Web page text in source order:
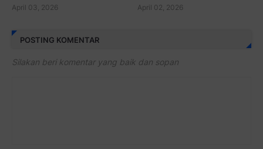
April 03, 2026 April 02, 2026
POSTING KOMENTAR
Silakan beri komentar yang baik dan sopan